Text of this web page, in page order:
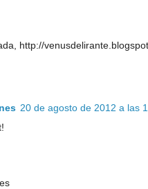
http://
20 de agosto de 2012 a las